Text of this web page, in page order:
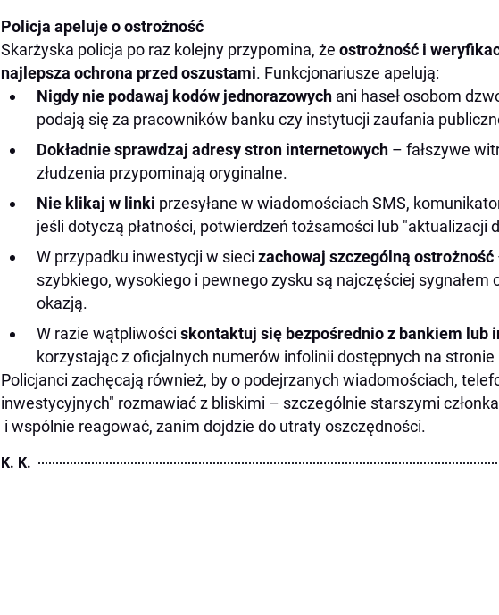
Policja apeluje o ostrożność
Skarżyska policja po raz kolejny przypomina, że ostrożność i
najlepsza ochrona przed oszustami. Funkcjonariusze apelują:
Nigdy nie podawaj kodów jednorazowych ani haseł osobom
podają się za pracowników banku czy instytucji zaufania
Dokładnie sprawdzaj adresy stron internetowych – fałszywe
złudzenia przypominają oryginalne.
Nie klikaj w linki przesyłane w wiadomościach SMS,
jeśli dotyczą płatności, potwierdzeń tożsamości lub "aktualizacji
W przypadku inwestycji w sieci zachowaj szczególną ostrożność
szybkiego, wysokiego i pewnego zysku są najczęściej sygnałem
okazją.
W razie wątpliwości skontaktuj się bezpośrednio z bankiem lub
korzystając z oficjalnych numerów infolinii dostępnych na
Policjanci zachęcają również, by o podejrzanych wiadomościach,
inwestycyjnych" rozmawiać z bliskimi – szczególnie starszymi
i wspólnie reagować, zanim dojdzie do utraty oszczędności.
K. K.